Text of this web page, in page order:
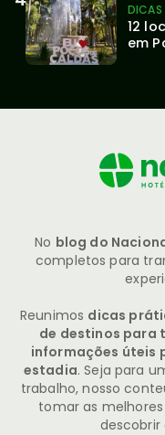
DICAS
12
em
No blog do
completos para
Reunimos dicas
de destinos para
informações úteis
estadia. Seja para
trabalho, nosso
tomar as
descobrir